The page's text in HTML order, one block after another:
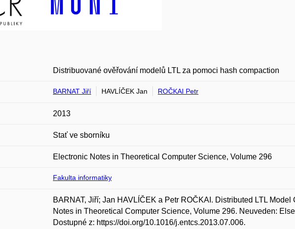
Distribuované ověřování modelů LTL za pomoci hash compaction
BARNAT Jiří HAVLÍČEK Jan ROČKAI Petr
2013
Stať ve sborníku
Electronic Notes in Theoretical Computer Science, Volume 296
Fakulta informatiky
BARNAT, Jiří; Jan HAVLÍČEK a Petr ROČKAI. Distributed LTL
Notes in Theoretical Computer Science, Volume 296. Neuveden:
Dostupné z: https://doi.org/10.1016/j.entcs.2013.07.006.